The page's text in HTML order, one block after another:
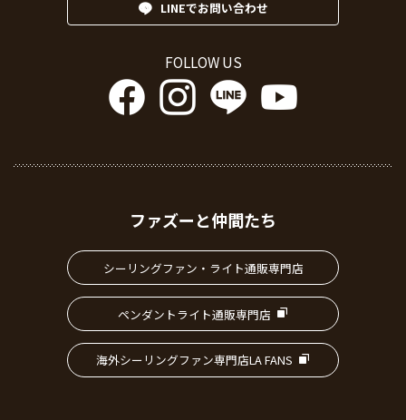
LINEでお問い合わせ
FOLLOW US
ファズーと仲間たち
シーリングファン・ライト通販専門店
ペンダントライト通販専門店
海外シーリングファン専門店LA FANS